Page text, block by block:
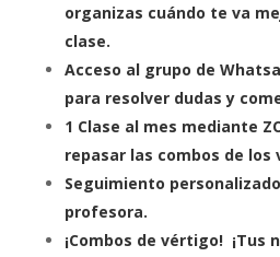
organizas cuándo te va
clase.
Acceso al grupo de
para resolver dudas y
1 Clase al mes mediante
repasar las combos de los
Seguimiento
profesora.
¡Combos de vértigo! ¡Tus